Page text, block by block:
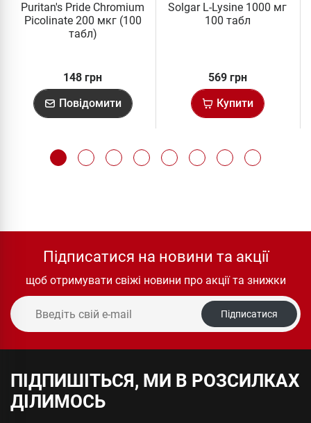
Puritan's Pride Chromium
Picolinate 200 мкг (100
табл)
148 грн
Повідомити
Solgar L-Lysine 1000 мг
100 табл
569 грн
Купити
Підписатися на новини та акції
щоб отримувати свіжі новини про акції та знижки
Підписатися
ПІДПИШІТЬСЯ, МИ В РОЗСИЛКАХ
ДІЛИМОСЬ